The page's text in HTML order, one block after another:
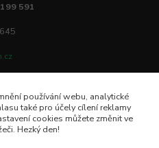
591
používání webu, analytické
také pro účely cílení reklamy
cookies můžete změnit ve
Hezký den!